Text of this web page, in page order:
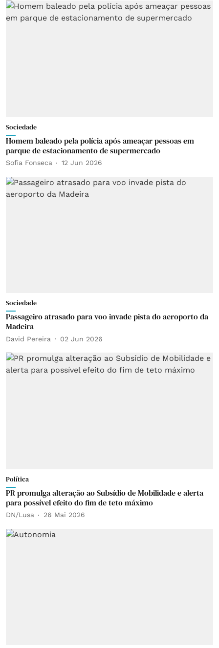
Sociedade
Homem baleado pela polícia após ameaçar pessoas em
parque de estacionamento de supermercado
Sofia Fonseca 12 Jun 2026
Sociedade
Passageiro atrasado para voo invade pista do aeroporto da
Madeira
David Pereira 02 Jun 2026
Política
PR promulga alteração ao Subsídio de Mobilidade e alerta
para possível efeito do fim de teto máximo
DN/Lusa 26 Mai 2026